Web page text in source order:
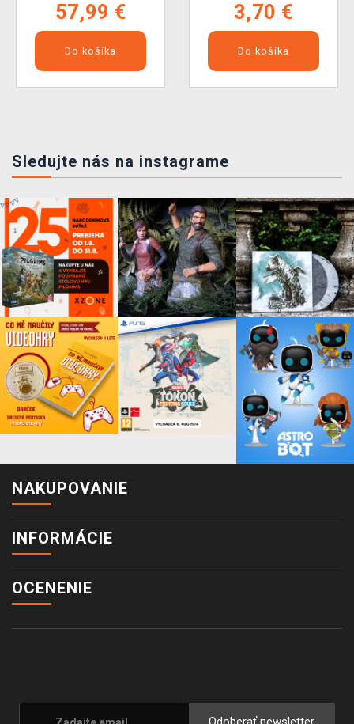
57,99 €
Do košíka
3,70 €
Do košíka
Sledujte nás na instagrame
NAKUPOVANIE
INFORMÁCIE
OCENENIE